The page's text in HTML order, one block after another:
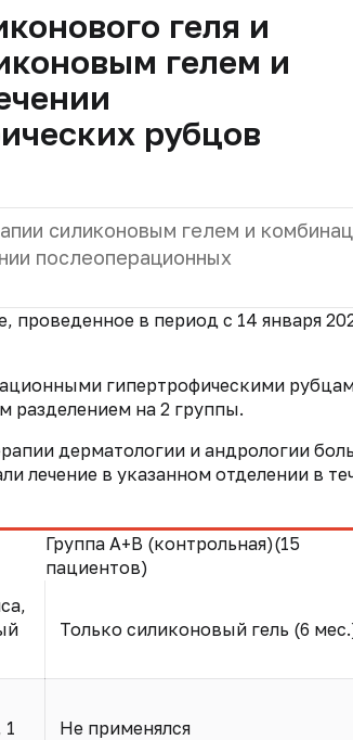
геля и
гелем и
рубцов
силиконовым гелем и
послеоперационных
проведенное в период с 14 января
гипертрофическими
разделением на 2 группы.
дерматологии и андрологии
лечение в указанном отделении в
Группа А+В (контрольная)(15
пациентов)
Только силиконовый гель (6
1
Не применялся